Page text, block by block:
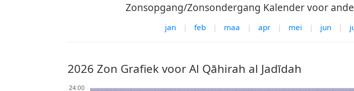
Zonsopgang/Zonsondergang Kalender voor
jan | feb | maa | apr | mei | jun |
2026 Zon Grafiek voor Al Qāhirah al Jadīdah